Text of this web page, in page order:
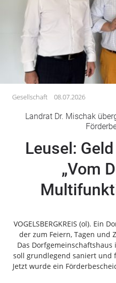
Gesundheit
Kultur
Lifestyle
Wirtschaft
Vogelsberg
Alsfeld
Homberg
Schotten
Schlitz
Feldatal
Freiensteinau
Gemünden
Grebenau
Gesellschaft 08.07.2026
Landrat Dr. Mischak
Leusel:
„Vom
VOGELSBERGKREIS (ol). Ein
der zum Feiern, Tagen und
Das
soll grundlegend saniert und
Jetzt wurde ein